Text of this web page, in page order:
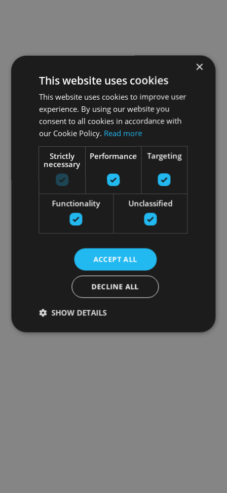
×
This website uses cookies
This website uses cookies to improve user
experience. By using our website you
consent to all cookies in accordance with
our Cookie Policy. Read more
Strictly
necessary
Performance Targeting
Functionality Unclassified
ACCEPT ALL
DECLINE ALL
SHOW DETAILS